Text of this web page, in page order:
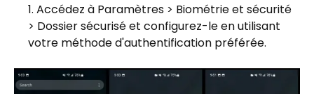
Accédez à Paramètres > Biométrie et sécurité
> Dossier sécurisé et configurez-le en utilisant
votre méthode d'authentification préférée.